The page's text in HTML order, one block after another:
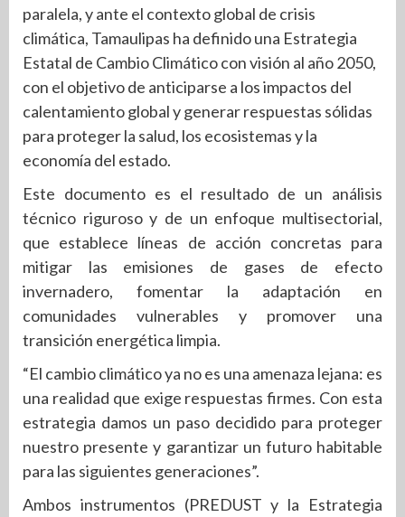
paralela, y ante el contexto global de crisis
climática, Tamaulipas ha definido una Estrategia
Estatal de Cambio Climático con visión al año 2050,
con el objetivo de anticiparse a los impactos del
calentamiento global y generar respuestas sólidas
para proteger la salud, los ecosistemas y la
economía del estado.
Este documento es el resultado de un análisis
técnico riguroso y de un enfoque multisectorial,
que establece líneas de acción concretas para
mitigar las emisiones de gases de efecto
invernadero, fomentar la adaptación en
comunidades vulnerables y promover una
transición energética limpia.
“El cambio climático ya no es una amenaza lejana: es
una realidad que exige respuestas firmes. Con esta
estrategia damos un paso decidido para proteger
nuestro presente y garantizar un futuro habitable
para las siguientes generaciones”.
Ambos instrumentos (PREDUST y la Estrategia